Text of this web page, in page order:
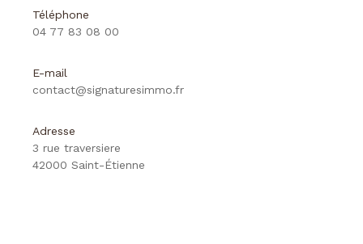
Téléphone
04 77 83 08 00
E-mail
contact@signaturesimmo.fr
Adresse
3 rue traversiere
42000 Saint-Étienne